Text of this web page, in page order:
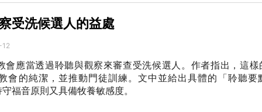
受洗候選人的益處
12
會應當透過聆聽與觀察來審查受洗候選人。作者指出，這
會的純潔，並推動門徒訓練。文中並給出具體的「聆聽要
福音原則又具備牧養敏感度。